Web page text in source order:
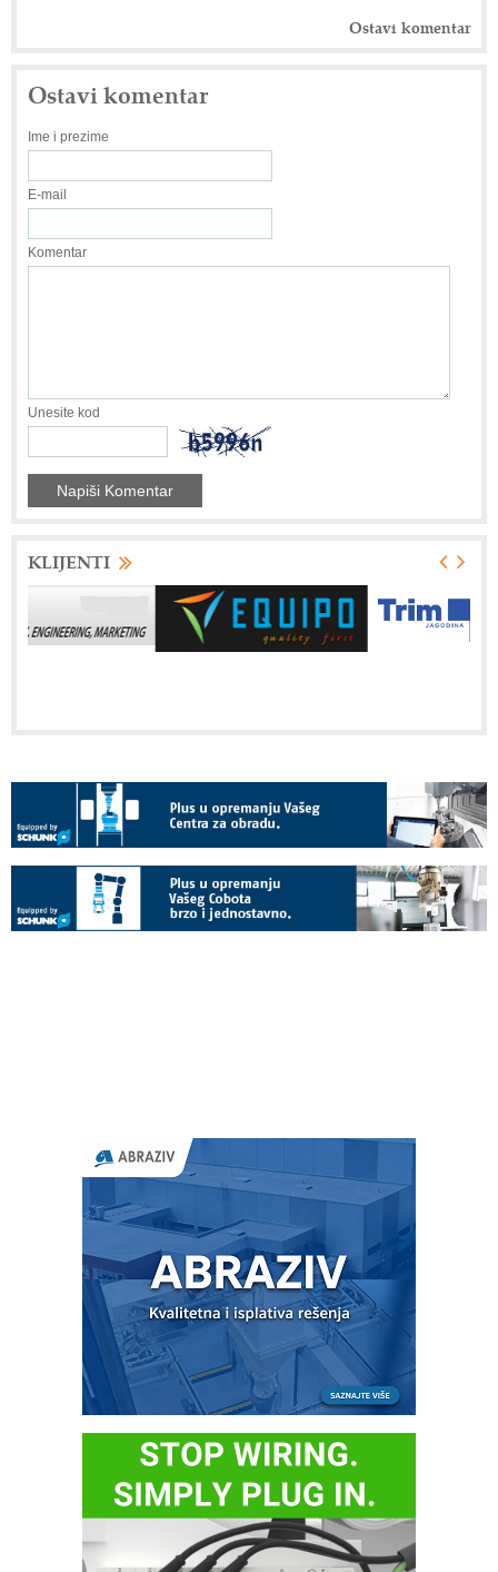
Ostavi komentar
Ostavi komentar
Ime i prezime
E-mail
Komentar
Unesite kod
KLIJENTI